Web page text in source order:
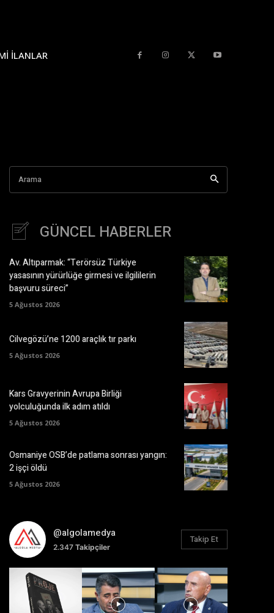
İLANLAR
Arama
GÜNCEL HABERLER
Av. Altıparmak: “Terörsüz Türkiye
yasasının yürürlüğe girmesi ve ilgililerin
başvuru süreci”
5 Ağustos 2026
Cilvegözü’ne 1200 araçlık tır parkı
5 Ağustos 2026
Kars Gravyerinin Avrupa Birliği
yolculuğunda ilk adım atıldı
5 Ağustos 2026
Osmaniye OSB’de patlama sonrası yangın:
2 işçi öldü
5 Ağustos 2026
@algolamedya
2.347Takipçiler
Takip Et